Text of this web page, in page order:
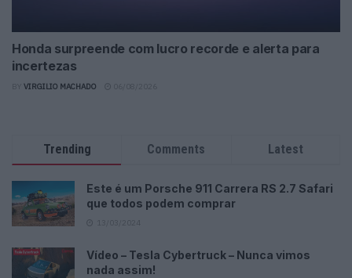
Honda surpreende com lucro recorde e alerta para
incertezas
VIRGILIO MACHADO
Trending Comments Latest
Este é um Porsche 911 Carrera RS 2.7 Safari
que todos podem comprar
Vídeo – Tesla Cybertruck – Nunca vimos
nada assim!